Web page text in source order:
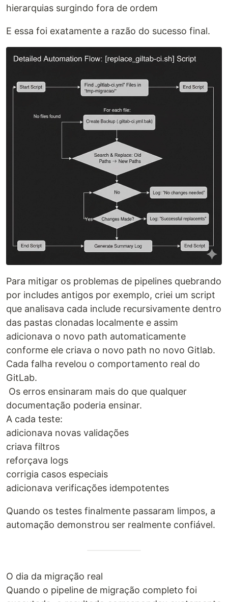
hierarquias surgindo fora de ordem
E essa foi exatamente a razão do sucesso final.
Para mitigar os problemas de pipelines quebrando
por includes antigos por exemplo, criei um script
que analisava cada include recursivamente dentro
das pastas clonadas localmente e assim
adicionava o novo path automaticamente
conforme ele criava o novo path no novo Gitlab.
Cada falha revelou o comportamento real do
GitLab.
Os erros ensinaram mais do que qualquer
documentação poderia ensinar.
A cada teste:
adicionava novas validações
criava filtros
reforçava logs
corrigia casos especiais
adicionava verificações idempotentes
Quando os testes finalmente passaram limpos, a
automação demonstrou ser realmente confiável.
O dia da migração real
Quando o pipeline de migração completo foi